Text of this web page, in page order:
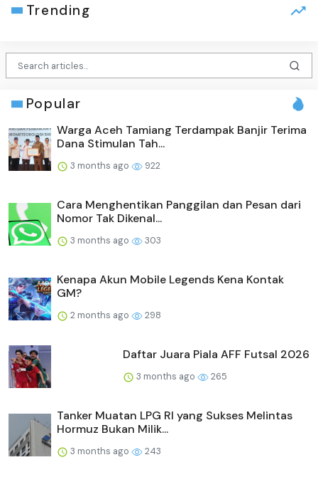
Trending
Popular
Warga Aceh Tamiang Terdampak Banjir Terima
Dana Stimulan Tah...
3 months ago 922
Cara Menghentikan Panggilan dan Pesan dari
Nomor Tak Dikenal...
3 months ago 303
Kenapa Akun Mobile Legends Kena Kontak
GM?
2 months ago 298
Daftar Juara Piala AFF Futsal 2026
3 months ago 265
Tanker Muatan LPG RI yang Sukses Melintas
Hormuz Bukan Milik...
3 months ago 243